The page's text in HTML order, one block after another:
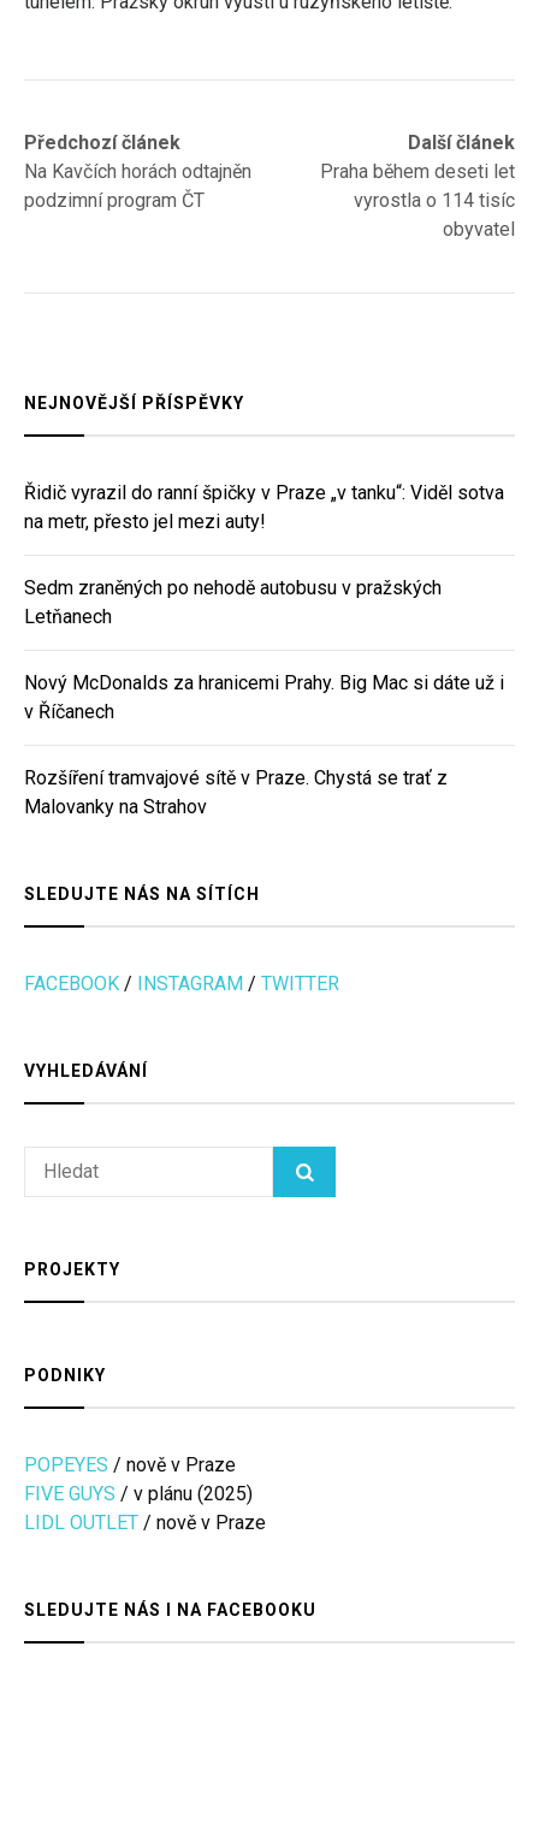
Navigace
pro
příspěvek
Předchozí článek
Previous
post:Na Kavčích horách odtajněn
podzimní program ČT
Další článek
Next
post:
Praha během deseti let
vyrostla o 114 tisíc
obyvatel
NEJNOVĚJŠÍ PŘÍSPĚVKY
Řidič vyrazil do ranní špičky v Praze „v tanku“: Viděl sotva
na metr, přesto jel mezi auty!
Sedm zraněných po nehodě autobusu v pražských
Letňanech
Nový McDonalds za hranicemi Prahy. Big Mac si dáte už i
v Říčanech
Rozšíření tramvajové sítě v Praze. Chystá se trať z
Malovanky na Strahov
SLEDUJTE NÁS NA SÍTÍCH
FACEBOOK / INSTAGRAM / TWITTER
VYHLEDÁVÁNÍ
Search
HLEDAT
PROJEKTY
PODNIKY
POPEYES / nově v Praze
FIVE GUYS / v plánu (2025)
LIDL OUTLET / nově v Praze
SLEDUJTE NÁS I NA FACEBOOKU